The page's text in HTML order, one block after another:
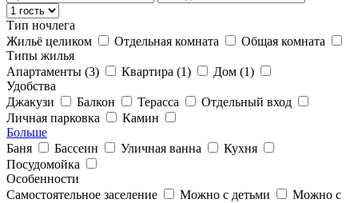
Тип ночлега
Жильё целиком
Отдельная комната
Общая комната
Типы жилья
Апартаменты (3) Квартира (1) Дом (1)
Удобства
Джакузи
Балкон Терасса
Отдельный вход
Личная парковка
Камин
Больше
Баня
Бассеин Уличная ванна
Кухня
Посудомойка
Особенности
Самостоятельное заселение
Можно с детьми
Можно с